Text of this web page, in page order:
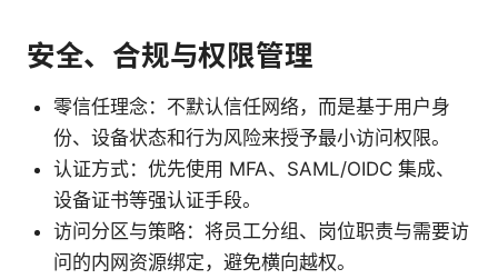
安全、合规与权限管理
零信任理念：不默认信任网络，而是基于用户身
份、设备状态和行为风险来授予最小访问权限。
认证方式：优先使用 MFA、SAML/OIDC 集成、
设备证书等强认证手段。
访问分区与策略：将员工分组、岗位职责与需要访
问的内网资源绑定，避免横向越权。